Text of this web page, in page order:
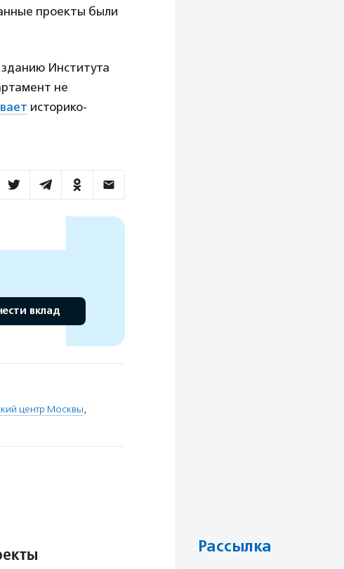
проекты были
зданию Института
не
историко-
вклад
центр Москвы,
Рассылка